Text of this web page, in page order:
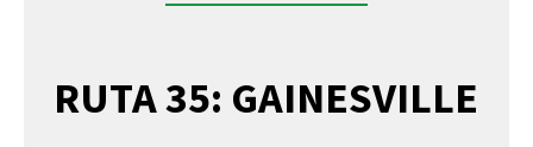
RUTA 35: GAINESVILLE